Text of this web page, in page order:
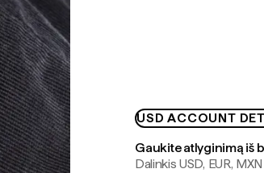
USD ACCOUNT
Gaukite atlyginimą iš
Dalinkis USD, EUR,